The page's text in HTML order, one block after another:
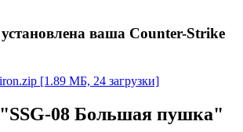
установлена ваша Counter-Strike
[1.89 МБ, 24 загрузки]
08 Большая пушка"